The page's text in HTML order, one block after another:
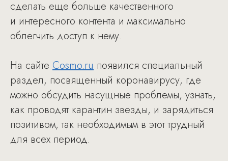
сделать еще больше качественного
и интересного контента и максимально
облегчить доступ к нему.
На сайте Cosmo.ru появился специальный
раздел, посвященный коронавирусу, где
можно обсудить насущные проблемы, узнать,
как проводят карантин звезды, и зарядиться
позитивом, так необходимым в этот трудный
для всех период.